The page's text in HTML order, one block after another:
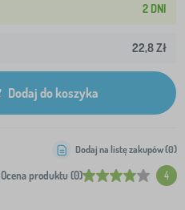
2 DNI
22,8 Zł
Dodaj do koszyka
Ocena produktu (0) 4
Dodaj na listę zakupów (0)